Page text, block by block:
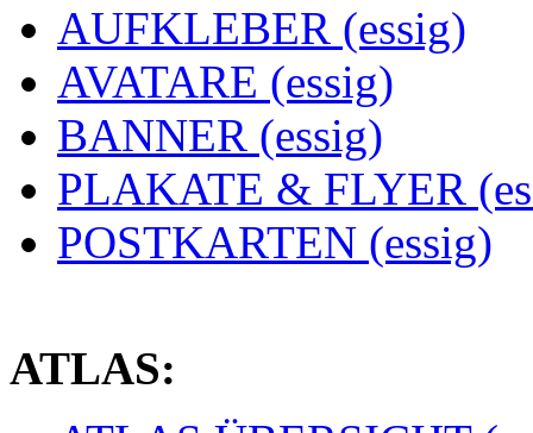
AUFKLEBER (essig)
AVATARE (essig)
BANNER (essig)
PLAKATE & FLYER
POSTKARTEN (essig)
ATLAS: